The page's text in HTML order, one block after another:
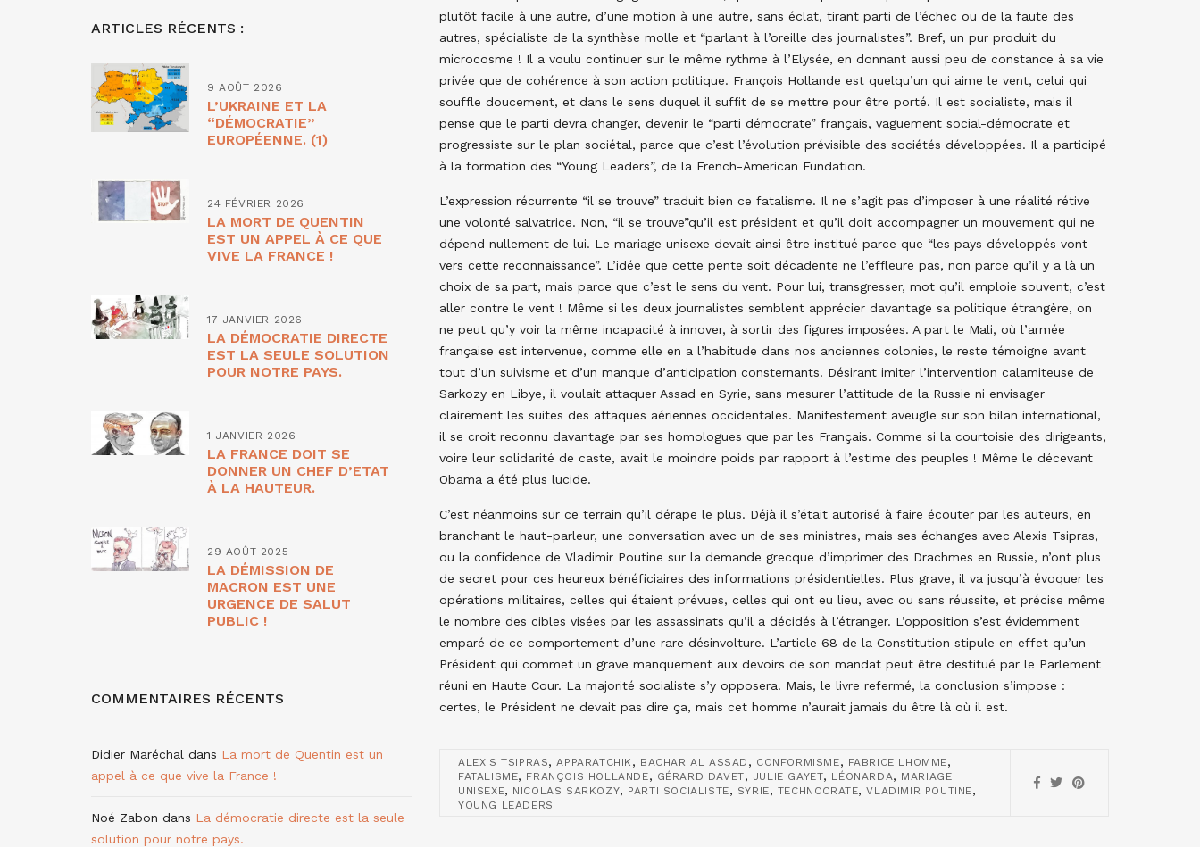
plutôt facile à une autre, d’une motion à une autre, sans éclat, tirant parti de l’échec ou de la faute des
autres, spécialiste de la synthèse molle et “parlant à l’oreille des journalistes”. Bref, un pur produit du
microcosme ! Il a voulu continuer sur le même rythme à l’Elysée, en donnant aussi peu de constance à sa vie
privée que de cohérence à son action politique. François Hollande est quelqu’un qui aime le vent, celui qui
souffle doucement, et dans le sens duquel il suffit de se mettre pour être porté. Il est socialiste, mais il
pense que le parti devra changer, devenir le “parti démocrate” français, vaguement social-démocrate et
progressiste sur le plan sociétal, parce que c’est l’évolution prévisible des sociétés développées. Il a participé
à la formation des “Young Leaders”, de la French-American Fundation.
L’expression récurrente “il se trouve” traduit bien ce fatalisme. Il ne s’agit pas d’imposer à une réalité rétive
une volonté salvatrice. Non, “il se trouve”qu’il est président et qu’il doit accompagner un mouvement qui ne
dépend nullement de lui. Le mariage unisexe devait ainsi être institué parce que “les pays développés vont
vers cette reconnaissance”. L’idée que cette pente soit décadente ne l’effleure pas, non parce qu’il y a là un
choix de sa part, mais parce que c’est le sens du vent. Pour lui, transgresser, mot qu’il emploie souvent, c’est
aller contre le vent ! Même si les deux journalistes semblent apprécier davantage sa politique étrangère, on
ne peut qu’y voir la même incapacité à innover, à sortir des figures imposées. A part le Mali, où l’armée
française est intervenue, comme elle en a l’habitude dans nos anciennes colonies, le reste témoigne avant
tout d’un suivisme et d’un manque d’anticipation consternants. Désirant imiter l’intervention calamiteuse de
Sarkozy en Libye, il voulait attaquer Assad en Syrie, sans mesurer l’attitude de la Russie ni envisager
clairement les suites des attaques aériennes occidentales. Manifestement aveugle sur son bilan international,
il se croit reconnu davantage par ses homologues que par les Français. Comme si la courtoisie des dirigeants,
voire leur solidarité de caste, avait le moindre poids par rapport à l’estime des peuples ! Même le décevant
Obama a été plus lucide.
C’est néanmoins sur ce terrain qu’il dérape le plus. Déjà il s’était autorisé à faire écouter par les auteurs, en
branchant le haut-parleur, une conversation avec un de ses ministres, mais ses échanges avec Alexis Tsipras,
ou la confidence de Vladimir Poutine sur la demande grecque d’imprimer des Drachmes en Russie, n’ont plus
de secret pour ces heureux bénéficiaires des informations présidentielles. Plus grave, il va jusqu’à évoquer les
opérations militaires, celles qui étaient prévues, celles qui ont eu lieu, avec ou sans réussite, et précise même
le nombre des cibles visées par les assassinats qu’il a décidés à l’étranger. L’opposition s’est évidemment
emparé de ce comportement d’une rare désinvolture. L’article 68 de la Constitution stipule en effet qu’un
Président qui commet un grave manquement aux devoirs de son mandat peut être destitué par le Parlement
réuni en Haute Cour. La majorité socialiste s’y opposera. Mais, le livre refermé, la conclusion s’impose :
certes, le Président ne devait pas dire ça, mais cet homme n’aurait jamais du être là où il est.
ALEXIS TSIPRAS, APPARATCHIK , BACHAR AL ASSAD , CONFORMISME, FABRICE LHOMME,
FATALISME, FRANÇOIS HOLLANDE, GÉRARD DAVET, JULIE GAYET, LÉONARDA, MARIAGE
UNISEXE, NICOLAS SARKOZY, PARTI SOCIALISTE, SYRIE, TECHNOCRATE,VLADIMIR POUTINE,
YOUNG LEADERS
ARTICLES RÉCENTS :
9 AOÛT 2026
L’UKRAINE ET LA
“DÉMOCRATIE”
EUROPÉENNE. (1)
24 FÉVRIER 2026
LA MORT DE QUENTIN
EST UN APPEL À CE QUE
VIVE LA FRANCE !
17 JANVIER 2026
LA DÉMOCRATIE DIRECTE
EST LA SEULE SOLUTION
POUR NOTRE PAYS.
1 JANVIER 2026
LA FRANCE DOIT SE
DONNER UN CHEF D’ETAT
À LA HAUTEUR.
29 AOÛT 2025
LA DÉMISSION DE
MACRON EST UNE
URGENCE DE SALUT
PUBLIC !
COMMENTAIRES RÉCENTS
Didier Maréchal dans La mort de Quentin est un
appel à ce que vive la France !
Noé Zabon dans La démocratie directe est la seule
solution pour notre pays.